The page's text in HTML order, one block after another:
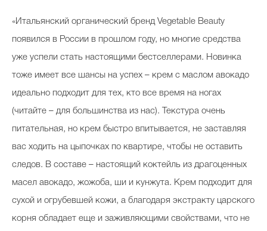
«Итальянский органический бренд Vegetable Beauty
появился в России в прошлом году, но многие средства
уже успели стать настоящими бестселлерами. Новинка
тоже имеет все шансы на успех – крем с маслом авокадо
идеально подходит для тех, кто все время на ногах
(читайте – для большинства из нас). Текстура очень
питательная, но крем быстро впитывается, не заставляя
вас ходить на цыпочках по квартире, чтобы не оставить
следов. В составе – настоящий коктейль из драгоценных
масел авокадо, жожоба, ши и кунжута. Крем подходит для
сухой и огрубевшей кожи, а благодаря экстракту царского
корня обладает еще и заживляющими свойствами, что не